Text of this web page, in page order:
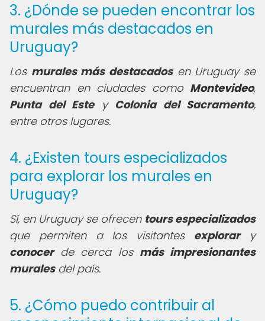
3. ¿Dónde se pueden encontrar los
murales más destacados en
Uruguay?
Los murales más destacadosen Uruguay se
encuentran en ciudades como Montevideo,
Punta del Estey Colonia del Sacramento,
entre otros lugares.
4. ¿Existen tours especializados
para explorar los murales en
Uruguay?
Sí, en Uruguay se ofrecen tours especializados
que permiten a los visitantes explorary
conocerde cerca los más impresionantes
muralesdel país.
5. ¿Cómo puedo contribuir al